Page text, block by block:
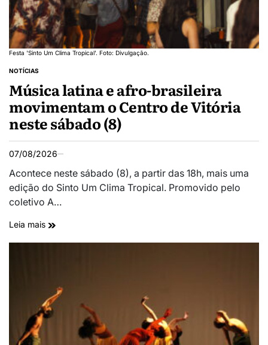
Festa 'Sinto Um Clima Tropical'. Foto: Divulgação.
NOTÍCIAS
Música latina e afro-brasileira
movimentam o Centro de Vitória
neste sábado (8)
07/08/2026
Acontece neste sábado (8), a partir das 18h, mais uma
edição do Sinto Um Clima Tropical. Promovido pelo
coletivo A…
Leia mais